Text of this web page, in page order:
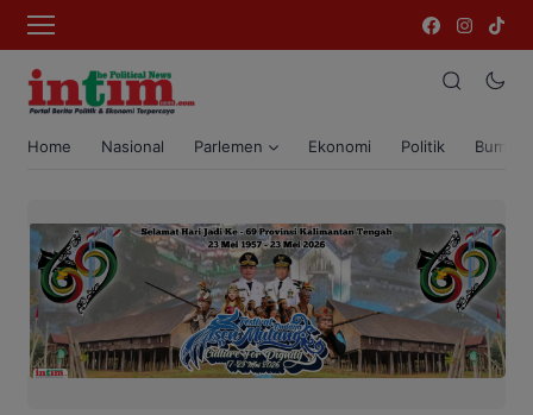
Home Nasional Parlemen Ekonomi Politik Bumi